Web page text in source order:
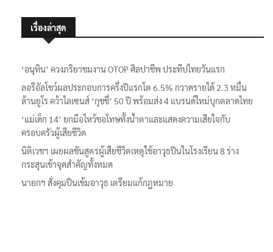
เรื่องล่าสุด
‘อนุทิน’ ควงภริยาชมงาน OTOP ศิลปาชีพ ประทีปไทยวันแรก
ลอรีอัลโชว์ผลประกอบการครึ่งปีแรกโต 6.5% กวาดรายได้ 2.3 หมื่น
ล้านยูโร คว้าไลเซนส์ ‘กุชชี่’ 50 ปี พร้อมส่ง 4 แบรนด์ใหม่บุกตลาดไทย
‘แม่เด็ก 14’ ยกมือไหว้ขอโทษทั้งน้ำตาและแสดงความเสียใจกับ
ครอบครัวผู้เสียชีวิต
นิติเวชฯ เผยผลชันสูตรผู้เสียชีวิตเหตุใช้อาวุธปืนในโรงเรียน 8 ร่าง
กระสุนเข้าจุดสำคัญทั้งหมด
นายกฯ สั่งคุมปืนเข้มอาวุธ เตรียมแก้กฎหมาย